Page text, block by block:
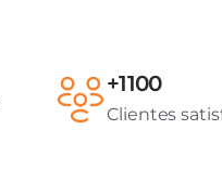
+1100
Clientes